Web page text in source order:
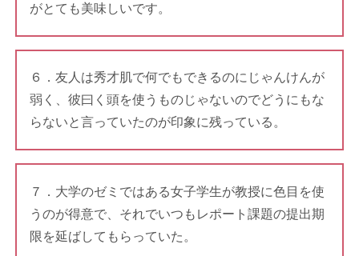
がとても美味しいです。
６．友人は秀才肌で何でもできるのにじゃんけんが
弱く、彼曰く頭を使うものじゃないのでどうにもな
らないと言っていたのが印象に残っている。
７．大学のゼミではある女子学生が教授に色目を使
うのが得意で、それでいつもレポート課題の提出期
限を延ばしてもらっていた。